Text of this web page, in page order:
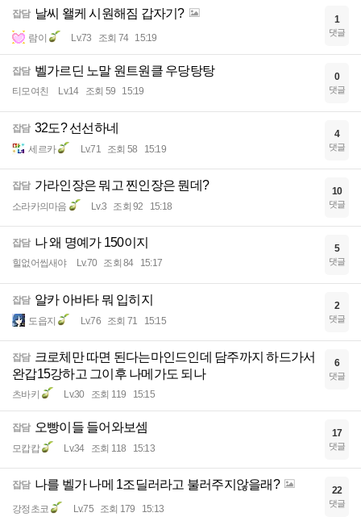
잡담 날씨 왤케 시원해짐 갑자기?
람이 Lv.73 조회 74 15:19
1
댓글
잡담 벨가르딘 노말 원트원클 우당탕탕
티모여친 Lv.14 조회 59 15:19
0
댓글
잡담 32도? 선선하네
세르카 Lv.71 조회 58 15:19
4
댓글
잡담 가라인장은 뭐고 찐인장은 뭔데?
소라카의마음 Lv.3 조회 92 15:18
10
댓글
잡담 나 왜 명예가 150이지
힐없어씹새야 Lv.70 조회 84 15:17
5
댓글
잡담 알카 아바타 뭐 입히지
도읍지 Lv.76 조회 71 15:15
2
댓글
잡담 크로체만 따면 된다는마인드인데 담주까지 하드가서
완갑15강하고 그이후 나메가도 되나
츠바키 Lv.30 조회 119 15:15
6
댓글
잡담 오빵이들 들어와보셈
모캅캅 Lv.34 조회 118 15:13
17
댓글
잡담 나를 벨가 나메 1조딜러라고 불러주지않을래?
강정초코 Lv.75 조회 179 15:13
22
댓글